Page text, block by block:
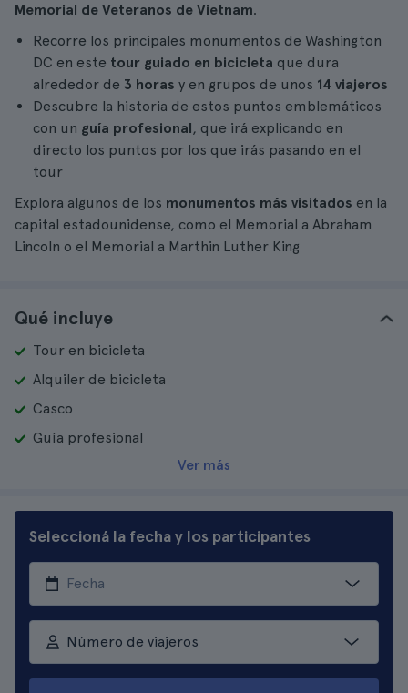
Memorial de Veteranos de Vietnam.
Recorre los principales monumentos de Washington
DC en este tour guiado en bicicleta que dura
alrededor de 3 horas y en grupos de unos 14 viajeros
Descubre la historia de estos puntos emblemáticos
con un guía profesional, que irá explicando en
directo los puntos por los que irás pasando en el
tour
Explora algunos de los monumentos más visitados en la
capital estadounidense, como el Memorial a Abraham
Lincoln o el Memorial a Marthin Luther King
Qué incluye
Tour en bicicleta
Alquiler de bicicleta
Casco
Guía profesional
Ver más
Seleccioná la fecha y los participantes
Número de viajeros